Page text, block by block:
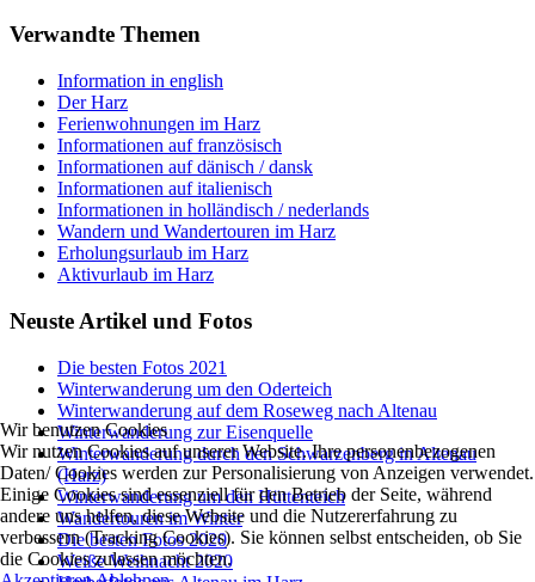
Verwandte Themen
Information in english
Der Harz
Ferienwohnungen im Harz
Informationen auf französisch
Informationen auf dänisch / dansk
Informationen auf italienisch
Informationen in holländisch / nederlands
Wandern und Wandertouren im Harz
Erholungsurlaub im Harz
Aktivurlaub im Harz
Neuste Artikel und Fotos
Die besten Fotos 2021
Winterwanderung um den Oderteich
Winterwanderung auf dem Roseweg nach Altenau
Winterwanderung zur Eisenquelle
Winterwanderung durch den Schwarzenberg in Altenau
(Harz)
Winterwanderung um den Hüttenteich
Wandertouren im Winter
Die besten Fotos 2020
Weiße Weihnacht 2020
Wir benutzen Cookies
Wir nutzen Cookies auf unserer Website. Ihre personenbezogenen
Daten/ Cookies werden zur Personalisierung von Anzeigen verwendet.
Einige Cookies sind essenziell für den Betrieb der Seite, während
andere uns helfen, diese Website und die Nutzererfahrung zu
verbessern (Tracking Cookies). Sie können selbst entscheiden, ob Sie
die Cookies zulassen möchten.